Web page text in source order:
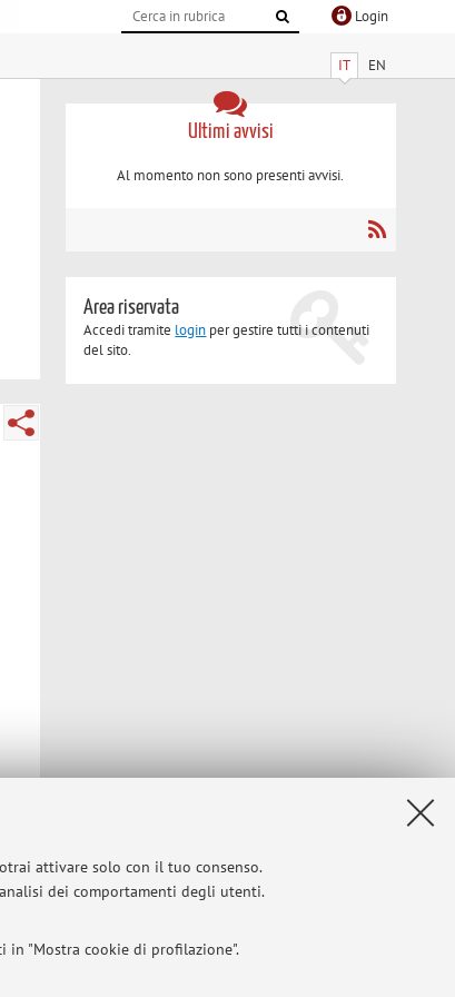
attivare solo con il tuo consenso.
dei comportamenti degli utenti.
in "Mostra cookie di profilazione".
Login
IT EN
Ultimi avvisi
Al momento non sono presenti avvisi.
Area riservata
Accedi tramite login per gestire tutti i contenuti
del sito.